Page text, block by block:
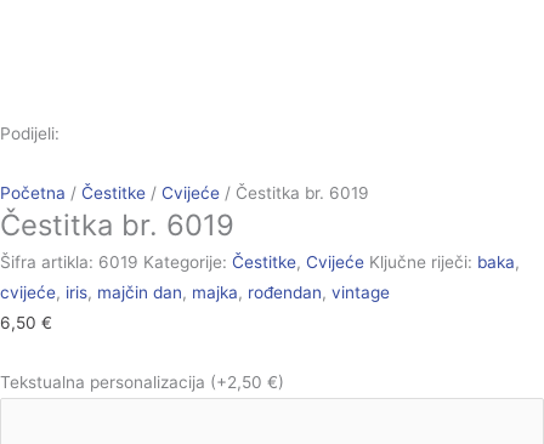
Podijeli:
Početna / Čestitke / Cvijeće / Čestitka br. 6019
Čestitka br. 6019
Šifra artikla: 6019 Kategorije: Čestitke, Cvijeće Ključne riječi: baka,
cvijeće, iris, majčin dan, majka, rođendan, vintage
6,50 €
Tekstualna personalizacija (+2,50 €)